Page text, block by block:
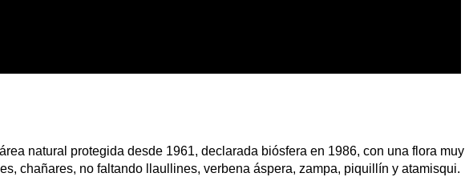
natural protegida desde 1961, declarada biósfera en 1986, con una flora muy
chañares, no faltando llaullines, verbena áspera, zampa, piquillín y atamisqui.